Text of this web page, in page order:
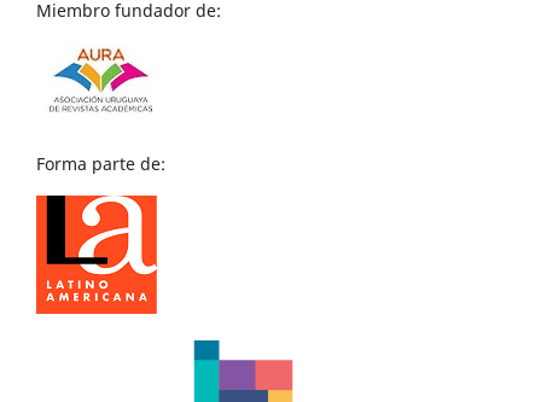
Miembro fundador de:
Forma parte de: